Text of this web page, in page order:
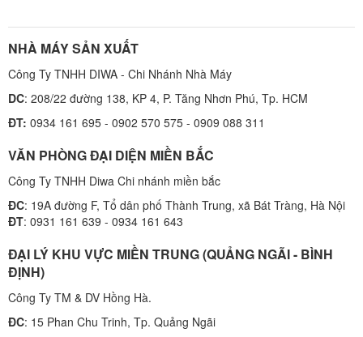
NHÀ MÁY SẢN XUẤT
Công Ty TNHH DIWA - Chi Nhánh Nhà Máy
DC: 208/22 đường 138, KP 4, P. Tăng Nhơn Phú, Tp. HCM
ĐT: 0934 161 695 - 0902 570 575 - 0909 088 311
VĂN PHÒNG ĐẠI DIỆN MIỀN BẮC
Công Ty TNHH Diwa Chi nhánh miền bắc
ĐC: 19A đường F, Tổ dân phố Thành Trung, xã Bát Tràng, Hà Nội
ĐT: 0931 161 639 - 0934 161 643
ĐẠI LÝ KHU VỰC MIỀN TRUNG (QUẢNG NGÃI - BÌNH
ĐỊNH)
Công Ty TM & DV Hồng Hà.
ĐC: 15 Phan Chu Trinh, Tp. Quảng Ngãi